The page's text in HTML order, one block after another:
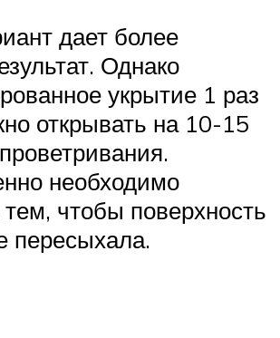
дает более
Однако
укрытие 1 раз
открывать на 10-15
необходимо
чтобы поверхность
пересыхала.